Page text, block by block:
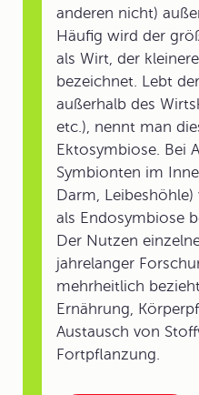
anderen nicht)
Häufig wird der
als Wirt, der
bezeichnet. Lebt
außerhalb des
etc.), nennt man
Ektosymbiose. Bei
Symbionten im
Darm,
als Endosymbiose
Der Nutzen
jahrelanger
mehrheitlich
Ernährung,
Austausch von
Fortpflanzung.